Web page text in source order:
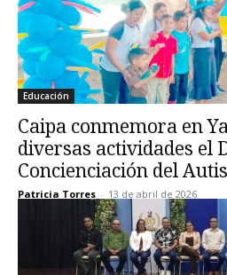
Educación
Caipa conmemora en
diversas actividades el
Concienciación del
Patricia Torres - 13 de abril de 2026